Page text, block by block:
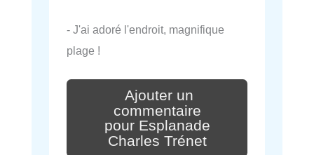
- J'ai adoré l'endroit, magnifique
plage !
Ajouter un
commentaire
pour Esplanade
Charles Trénet